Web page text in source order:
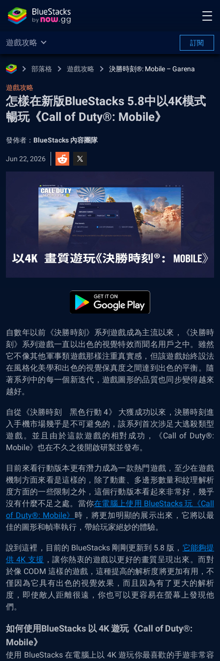
遊戲攻略 訂閱
部落格 遊戲攻略 決勝時刻®: Mobile – Garena
遊戲攻略
怎樣在新版BlueStacks 5.8中以4K模式
暢玩《Call of Duty®: Mobile》
發佈者： BlueStacks 內容團隊
Jun 22, 2026
自數年以前《決勝時刻》系列遊戲成為主流以來，《決勝時
刻》系列遊戲一直以出色的視覺特效而聞名用戶之中。雖然
它不像其他軍事類遊戲那樣注重真實感，但該遊戲始終設法
在風格化美學和出色的視覺保真度之間達到出色的平衡。隨
著系列中的每一個新迭代，遊戲圖形的品質也同步變得越來
越好。
自從《決勝時刻 黑色行動 4》 大獲成功以來，決勝時刻進
入手機市場幾乎是不可避免的，該系列首次涉足大逃殺類型
遊戲。並且由於這款遊戲的相對成功，《Call of Duty®:
Mobile》也在不久之後開啟研製並發布。
目前來看行動版本更有潛力成為一款熱門遊戲，至少在遊戲
機制方面來看是這樣的，除了動畫、多邊形數量和紋理解析
度方面的一些限制之外，這個行動版本看起來非常好，幾乎
沒有什麼不足之處。當你在電腦上使用 BlueStacks 玩《Call
of Duty®: Mobile》 時，將更加明顯的展示出來，它將以最
佳的圖形和幀率執行，帶給玩家絕妙的體驗。
說到這裡，目前的 BlueStacks 剛剛更新到 5.8 版， 它能夠提
供 4K 支援 ，讓你熱衷的遊戲以更好的畫質呈現出來。而對
於像 CODM 這樣的遊戲，這種提高的解析度將更加有用，不
僅因為它具有出色的視覺效果，而且因為有了更大的解析
度，即使敵人距離很遠，你也可以更容易在螢幕上發現他
們。
如何使用BlueStacks 以 4K 遊玩《Call of Duty®:
Mobile》
使用 BlueStacks 在電腦上以 4K 遊玩你最喜歡的手遊非常容